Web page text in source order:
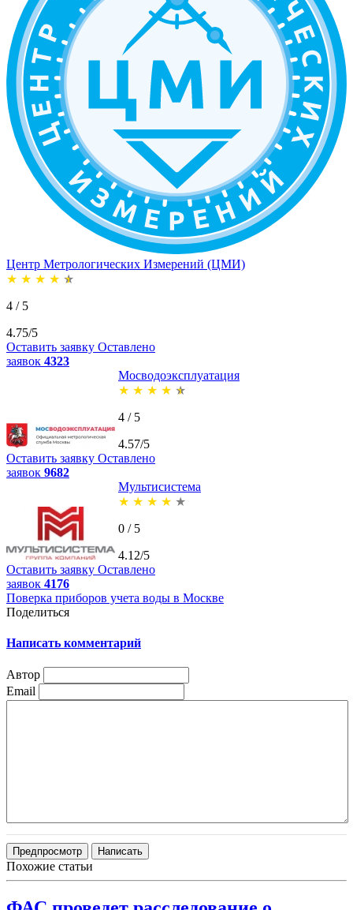
Центр Метрологических Измерений (ЦМИ)
★ ★ ★ ★ ★
4 / 5
4.75/5
Оставить заявку Оставлено
заявок 4323
Мосводоэксплуатация
★ ★ ★ ★ ★
4 / 5
4.57/5
Оставить заявку Оставлено
заявок 9682
Мультисистема
★ ★ ★ ★ ★
0 / 5
4.12/5
Оставить заявку Оставлено
заявок 4176
Поверка приборов учета воды в Москве
Поделиться
Написать комментарий
Автор
Email
Похожие статьи